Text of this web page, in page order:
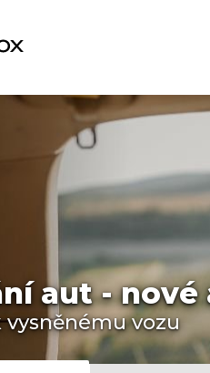
aut - nové
vysněnému vozu